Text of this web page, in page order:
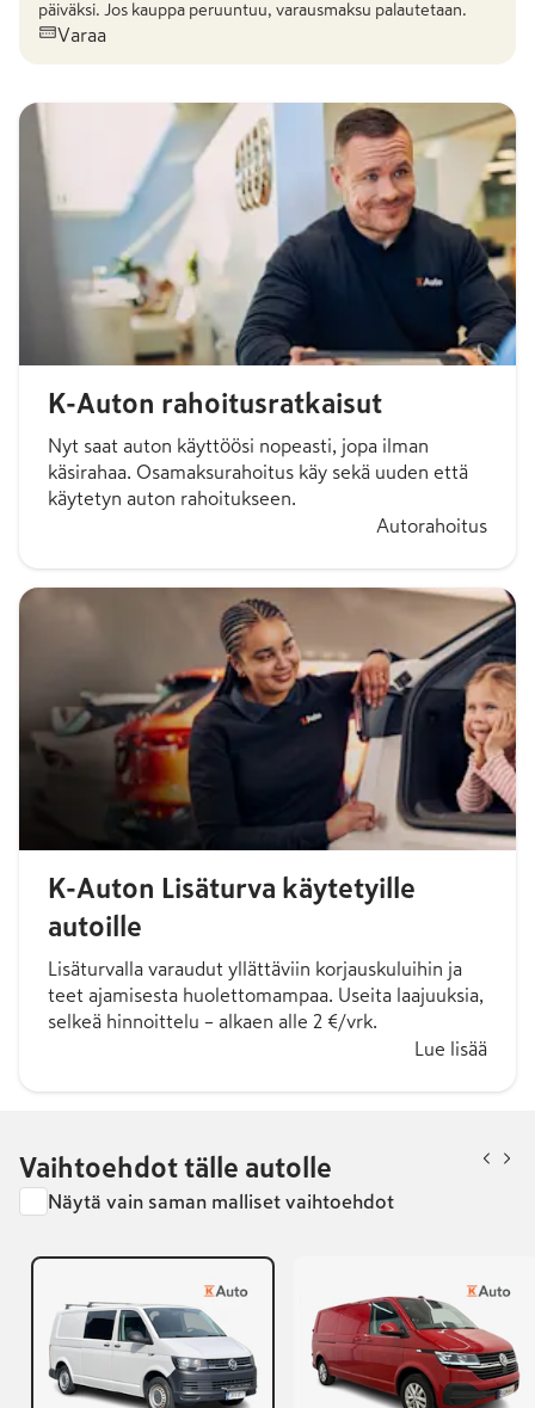
päiväksi. Jos kauppa peruuntuu, varausmaksu palautetaan.
Varaa
K-Auton rahoitusratkaisut
Nyt saat auton käyttöösi nopeasti, jopa ilman
käsirahaa. Osamaksurahoitus käy sekä uuden että
käytetyn auton rahoitukseen.
Autorahoitus
K-Auton Lisäturva käytetyille
autoille
Lisäturvalla varaudut yllättäviin korjauskuluihin ja
teet ajamisesta huolettomampaa. Useita laajuuksia,
selkeä hinnoittelu – alkaen alle 2 €/vrk.
Lue lisää
Vaihtoehdot tälle autolle
Näytä vain saman malliset vaihtoehdot